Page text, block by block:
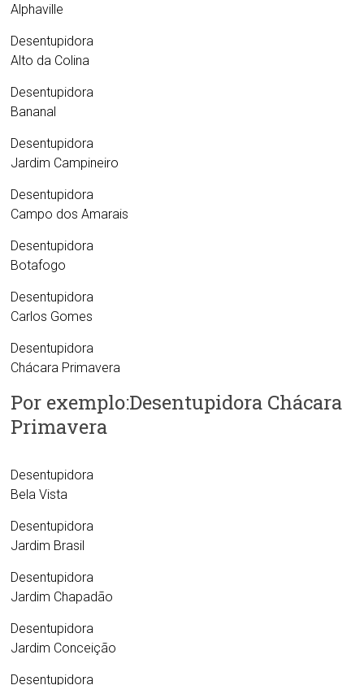
Alphaville
Desentupidora
Alto da Colina
Desentupidora
Bananal
Desentupidora
Jardim Campineiro
Desentupidora
Campo dos Amarais
Desentupidora
Botafogo
Desentupidora
Carlos Gomes
Desentupidora
Chácara Primavera
Por exemplo:Desentupidora Chácara
Primavera
Desentupidora
Bela Vista
Desentupidora
Jardim Brasil
Desentupidora
Jardim Chapadão
Desentupidora
Jardim Conceição
Desentupidora